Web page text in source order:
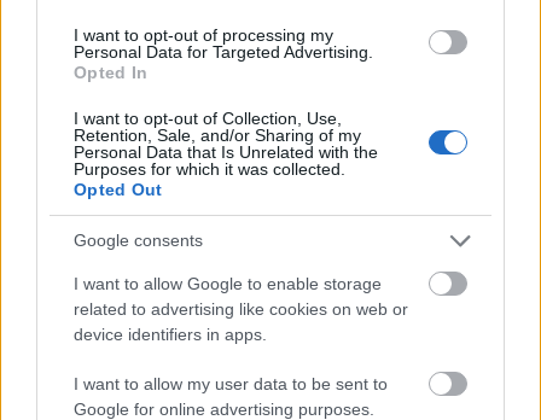
I want to opt-out of processing my
Personal Data for Targeted Advertising.
Opted In
I want to opt-out of Collection, Use,
Retention, Sale, and/or Sharing of my
Personal Data that Is Unrelated with the
Purposes for which it was collected.
Opted Out
Google consents
I want to allow Google to enable storage
related to advertising like cookies on web or
device identifiers in apps.
I want to allow my user data to be sent to
Google for online advertising purposes.